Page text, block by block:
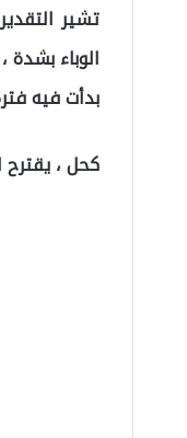
تشير
الوباء
بدأت فيه
كحل ،